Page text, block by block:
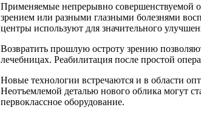
Применяемые непрерывно совершенствуемой
зрением или разными глазными болезнями
центры используют для значительного
Возвратить прошлую остроту зрению
лечебницах. Реабилитация после простой
Новые технологии встречаются и в области
Неотъемлемой деталью нового облика могут
первоклассное оборудование.